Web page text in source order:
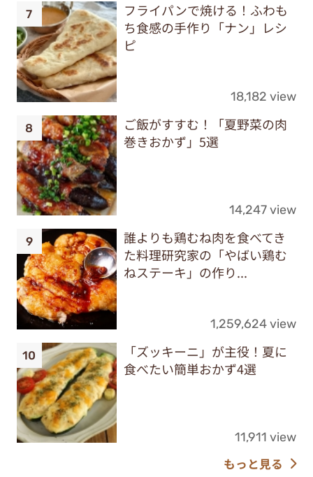
フライパンで焼ける！ふわも
ち食感の手作り「ナン」レシ
ピ
18,182 view
ご飯がすすむ！「夏野菜の肉
巻きおかず」5選
14,247 view
誰よりも鶏むね肉を食べてき
た料理研究家の「やばい鶏む
ねステーキ」の作り...
1,259,624 view
「ズッキーニ」が主役！夏に
食べたい簡単おかず4選
11,911 view
もっと見る